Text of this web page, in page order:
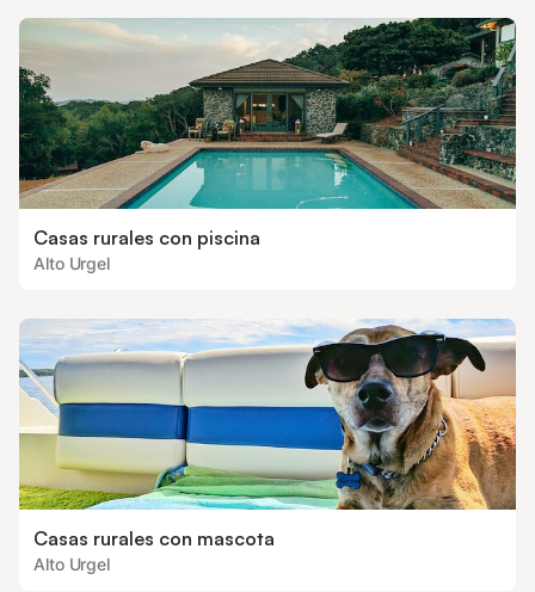
Casas rurales con piscina
Alto Urgel
Casas rurales con mascota
Alto Urgel